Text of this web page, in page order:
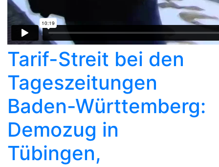
Tarif-Streit bei den
Tageszeitungen
Baden-Württemberg:
Demozug in
Tübingen,